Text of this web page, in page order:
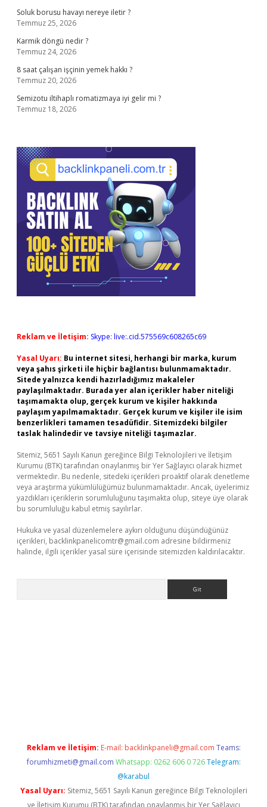
Soluk borusu havayı nereye iletir ?
Temmuz 25, 2026
Karmik döngü nedir ?
Temmuz 24, 2026
8 saat çalışan işçinin yemek hakkı ?
Temmuz 20, 2026
Semizotu iltihaplı romatizmaya iyi gelir mi ?
Temmuz 18, 2026
Reklam ve İletişim: Skype: live:.cid.575569c608265c69
Yasal Uyarı: Bu internet sitesi, herhangi bir marka, kurum
veya şahıs şirketi ile hiçbir bağlantısı bulunmamaktadır.
Sitede yalnızca kendi hazırladığımız makaleler
paylaşılmaktadır. Burada yer alan içerikler haber niteliği
taşımamakta olup, gerçek kurum ve kişiler hakkında
paylaşım yapılmamaktadır. Gerçek kurum ve kişiler ile isim
benzerlikleri tamamen tesadüfidir. Sitemizdeki bilgiler
taslak halindedir ve tavsiye niteliği taşımazlar.
Sitemiz, 5651 Sayılı Kanun gereğince Bilgi Teknolojileri ve İletişim
Kurumu (BTK) tarafından onaylanmış bir Yer Sağlayıcı olarak hizmet
vermektedir. Bu nedenle, sitedeki içerikleri proaktif olarak denetleme
veya araştırma yükümlülüğümüz bulunmamaktadır. Ancak, üyelerimiz
yazdıkları içeriklerin sorumluluğunu taşımakta olup, siteye üye olarak
bu sorumluluğu kabul etmiş sayılırlar.
Hukuka ve yasal düzenlemelere aykırı olduğunu düşündüğünüz
içerikleri, backlinkpanelicomtr@gmail.com adresine bildirmeniz
halinde, ilgili içerikler yasal süre içerisinde sitemizden kaldırılacaktır.
Reklam ve İletişim: E-mail: backlinkpaneli@gmail.com Teams:
forumhizmeti@gmail.com Whatsapp: 0262 606 0 726 Telegram:
@karabul
Yasal Uyarı: Sitemiz, 5651 Sayılı Kanun gereğince Bilgi Teknolojileri
ve İletişim Kurumu (BTK) tarafından onaylanmış bir Yer Sağlayıcı